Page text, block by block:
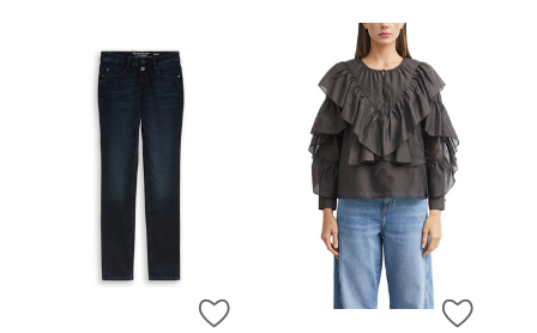
ZUR WUNSCHLISTE HINZUFÜGEN
ZUR